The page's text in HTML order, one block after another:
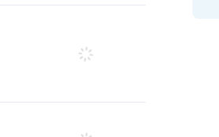
drugsdossier in Herentals